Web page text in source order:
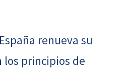
renueva su
los principios de